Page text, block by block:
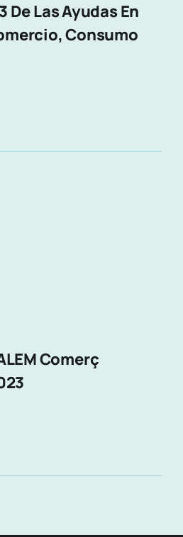
Las Ayudas En
Consumo
Comerç